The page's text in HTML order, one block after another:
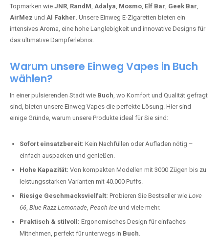
Topmarken wie JNR, RandM, Adalya, Mosmo, Elf Bar, Geek Bar,
AirMez und Al Fakher. Unsere Einweg E-Zigaretten bieten ein
intensives Aroma, eine hohe Langlebigkeit und innovative Designs für
das ultimative Dampferlebnis.
Warum unsere Einweg Vapes in Buch
wählen?
In einer pulsierenden Stadt wie Buch, wo Komfort und Qualität gefragt
sind, bieten unsere Einweg Vapes die perfekte Lösung. Hier sind
einige Gründe, warum unsere Produkte ideal für Sie sind:
Sofort einsatzbereit: Kein Nachfüllen oder Aufladen nötig –
einfach auspacken und genießen.
Hohe Kapazität: Von kompakten Modellen mit 3000 Zügen bis zu
leistungsstarken Varianten mit 40.000 Puffs.
Riesige Geschmacksvielfalt: Probieren Sie Bestseller wie Love
66, Blue Razz Lemonade, Peach Ice und viele mehr.
Praktisch & stilvoll: Ergonomisches Design für einfaches
Mitnehmen, perfekt für unterwegs in Buch.